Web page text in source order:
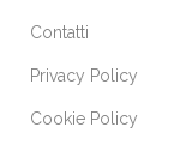
Contatti
Privacy Policy
Cookie Policy